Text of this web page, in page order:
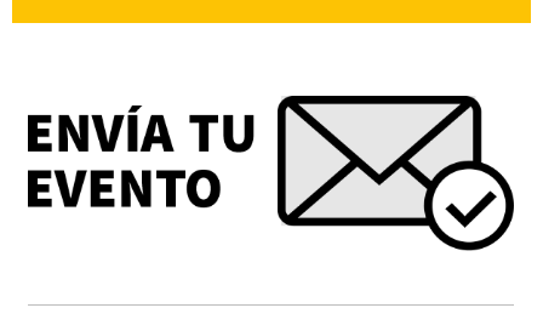
Paloma Pulisci